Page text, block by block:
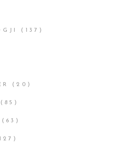
(137)
(20)
(85)
(63)